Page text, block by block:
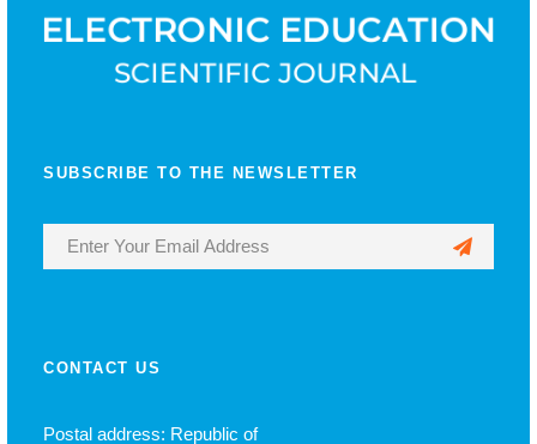
SUBSCRIBE TO THE NEWSLETTER
CONTACT US
Postal address: Republic of